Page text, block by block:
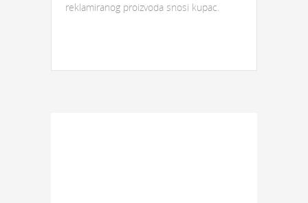
reklamiranog proizvoda snosi kupac.